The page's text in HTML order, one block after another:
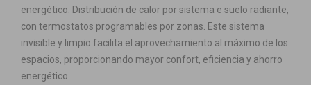
energético. Distribución de calor por sistema e suelo radiante,
con termostatos programables por zonas. Este sistema
invisible y limpio facilita el aprovechamiento al máximo de los
espacios, proporcionando mayor confort, eficiencia y ahorro
energético.